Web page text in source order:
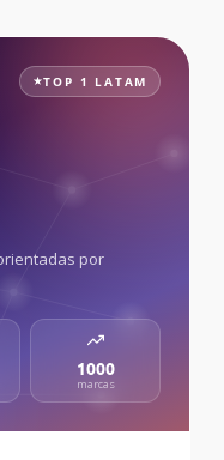
TOP 1 LATAM
por
1000
marcas